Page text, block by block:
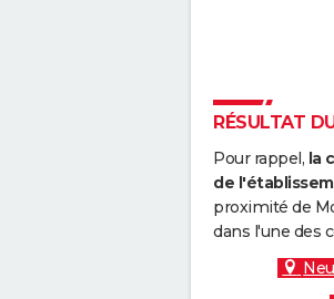
RÉSULTAT
Pour rappel, la
de
proximité de
dans l'une des